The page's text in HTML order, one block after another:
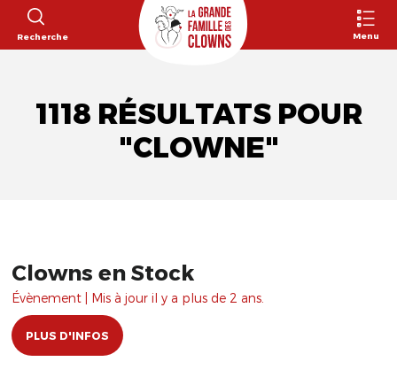
Recherche Menu
1118 RÉSULTATS POUR
"CLOWNE"
Clowns en Stock
Évènement | Mis à jour il y a plus de 2 ans.
PLUS D'INFOS